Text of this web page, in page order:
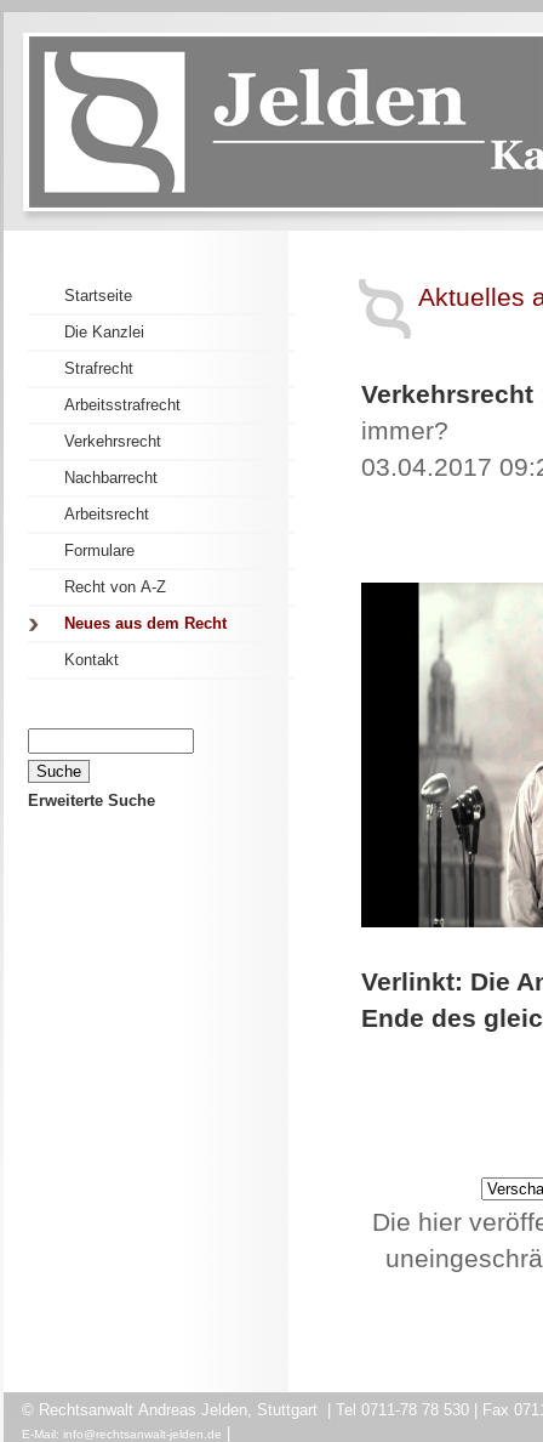
Startseite
Die Kanzlei
Strafrecht
Arbeitsstrafrecht
Verkehrsrecht
Nachbarrecht
Arbeitsrecht
Formulare
Recht von A-Z
Neues aus dem Recht
Kontakt
Erweiterte Suche
Aktuelles
Verkehrsrecht
immer?
03.04.2017
Verlinkt: Die
Ende des
Die hier
© Rechtsanwalt Andreas Jelden, Stuttgart | Tel 0711-78 78 530 | Fax
E-Mail: info@rechtsanwalt-jelden.de